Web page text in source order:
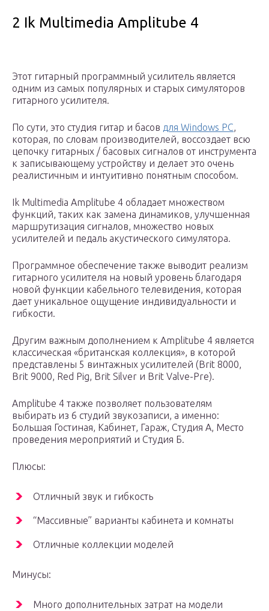
2 Ik Multimedia Amplitube 4
Этот гитарный программный усилитель является
одним из самых популярных и старых симуляторов
гитарного усилителя.
По сути, это студия гитар и басов для Windows PC,
которая, по словам производителей, воссоздает всю
цепочку гитарных / басовых сигналов от инструмента
к записывающему устройству и делает это очень
реалистичным и интуитивно понятным способом.
Ik Multimedia Amplitube 4 обладает множеством
функций, таких как замена динамиков, улучшенная
маршрутизация сигналов, множество новых
усилителей и педаль акустического симулятора.
Программное обеспечение также выводит реализм
гитарного усилителя на новый уровень благодаря
новой функции кабельного телевидения, которая
дает уникальное ощущение индивидуальности и
гибкости.
Другим важным дополнением к Amplitube 4 является
классическая «британская коллекция», в которой
представлены 5 винтажных усилителей (Brit 8000,
Brit 9000, Red Pig, Brit Silver и Brit Valve-Pre).
Amplitube 4 также позволяет пользователям
выбирать из 6 студий звукозаписи, а именно:
Большая Гостиная, Кабинет, Гараж, Студия А, Место
проведения мероприятий и Студия Б.
Плюсы:
Отличный звук и гибкость
“Массивные” варианты кабинета и комнаты
Отличные коллекции моделей
Минусы:
Много дополнительных затрат на модели